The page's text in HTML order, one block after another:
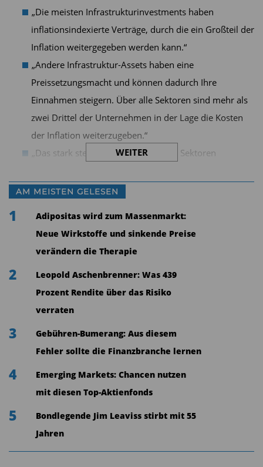
„Die meisten Infrastrukturinvestments haben
inflationsindexierte Verträge, durch die ein Großteil der
Inflation weitergegeben werden kann.“
„Andere Infrastruktur-Assets haben eine
Preissetzungsmacht und können dadurch Ihre
Einnahmen steigern. Über alle Sektoren sind mehr als
zwei Drittel der Unternehmen in der Lage die Kosten
der Inflation weiterzugeben.“
„Das stark steigende EBITDA in allen Sektoren
stabilen und steigenden Bewertungen bei.“
In den einzelnen Sektoren gibt es dennoch große
Unterschiede, sagt Friedrich Pressler:
„Über alle Branchen hinweg liegt der Anteil der
inflationsindexierten Verträge bei 60 Prozent.
Besonders hoch ist er bei den regulierten Versorgern,
fertiggestellten Mautstraßen und Öl-Pipelines.“
„Das Gewinnwachstum kann sich sehen lassen: Im
Schnitt sollten die unterschiedlichen
Prozent kommen.“
„Überproportional legten die Gewinne in den
Bereichen Energie, Wasser und bei den Mautstraßen
zu.“
WEITER
AM MEISTEN GELESEN
1
Adipositas wird zum Massenmarkt:
Neue Wirkstoffe und sinkende Preise
verändern die Therapie
2
Leopold Aschenbrenner: Was 439
Prozent Rendite über das Risiko
verraten
3
Gebühren-Bumerang: Aus diesem
Fehler sollte die Finanzbranche lernen
4
Emerging Markets: Chancen nutzen
mit diesen Top-Aktienfonds
5
Bondlegende Jim Leaviss stirbt mit 55
Jahren